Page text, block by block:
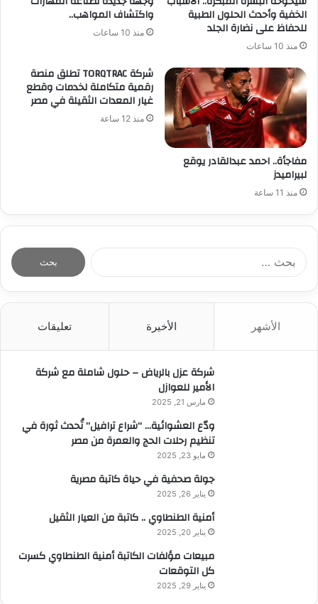
الخفية وأحدث الحلول الطبية
للحفاظ على نضارة الجلد
منذ 10 ساعات
واكتشاف المواهب..
منذ 10 ساعات
مفاجأة.. احمد عبدالقادر يوقع
لبيراميدز
منذ 11 ساعة
شركة TORQTRAC تطلق منصة
رقمية متكاملة لخدمات وقطع
غيار المعدات الثقيلة في مصر
منذ 12 ساعة
الأشهر الأخيرة تعليقات
شركة عزل بالرياض – حلول شاملة مع شركة
الأمير للعوازل
مارس 21, 2025
ودّع العشوائية… “شراع ترافيل” تُحدث ثورة في
تنظيم رحلات الحج والعمرة من مصر
مايو 23, 2025
جولة صحفية في حياة كاتبة مصرية
يناير 26, 2025
أمنية الطنطاوي .. كاتبة من العيار الثقيل
يناير 20, 2025
مبيعات مؤلفات الكاتبة أمنية الطنطاوي كسرت
كل التوقعات
يناير 29, 2025